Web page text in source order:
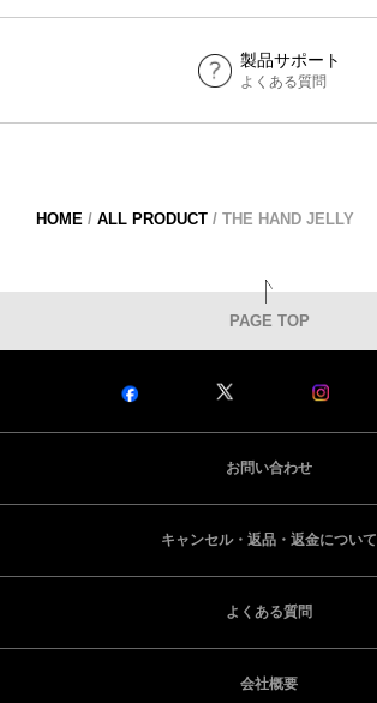
製品サポート
よくある質問
HOME / ALL PRODUCT / THE HAND JELLY
PAGE TOP
お問い合わせ
キャンセル・返品・返金について
よくある質問
会社概要